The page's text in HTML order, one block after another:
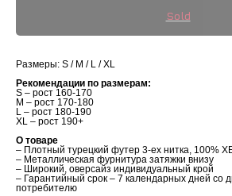
Размеры: S / M / L / XL
Рекомендации по размерам:
S – рост 160-170
M – рост 170-180
L – рост 180-190
XL – рост 190+
О товаре
– Плотный турецкий футер 3-ех нитка, 100%
– Металлическая фурнитура затяжки внизу
– Широкий, оверсайз индивидуальный крой
– Гарантийный срок – 7 календарных дней со
потребителю